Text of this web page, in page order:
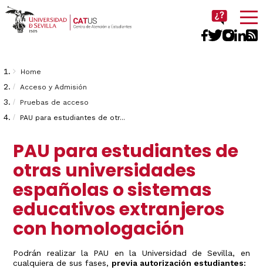
Imagen
Breadcrumbs
You
are
here:
Home
Acceso y Admisión
Pruebas de acceso
PAU para estudiantes de otr...
PAU para estudiantes de
otras universidades
españolas o sistemas
educativos extranjeros
con homologación
Podrán realizar la PAU en la Universidad de Sevilla, en
cualquiera de sus fases, previa autorización estudiantes: